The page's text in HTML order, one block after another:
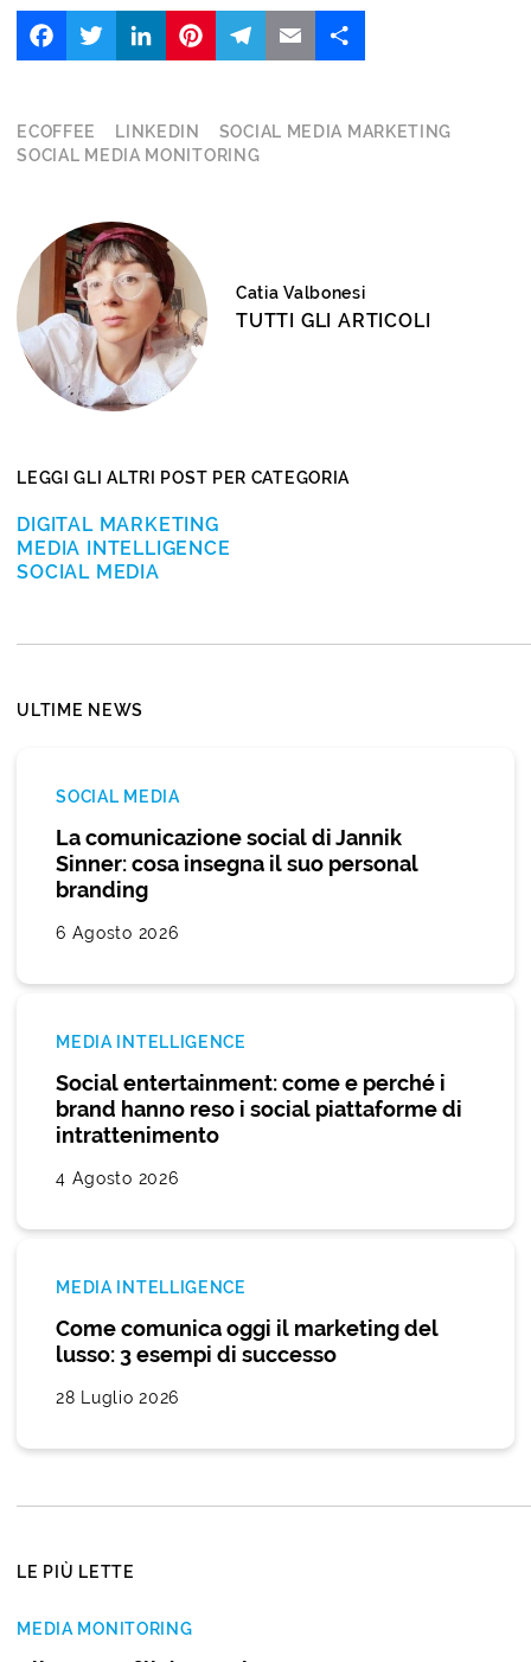
LinkedIn
ECOFFEE LINKEDIN
SOCIAL MEDIA MARKETING
SOCIAL MEDIA MONITORING
Catia Valbonesi
TUTTI GLI ARTICOLI
LEGGI GLI ALTRI POST PER CATEGORIA
DIGITAL MARKETING
MEDIA INTELLIGENCE
SOCIAL MEDIA
ULTIME NEWS
SOCIAL MEDIA
La comunicazione social di Jannik
Sinner: cosa insegna il suo personal
branding
6 Agosto 2026
MEDIA INTELLIGENCE
Social entertainment: come e perché i
brand hanno reso i social piattaforme di
intrattenimento
4 Agosto 2026
MEDIA INTELLIGENCE
Come comunica oggi il marketing del
lusso: 3 esempi di successo
28 Luglio 2026
LE PIÙ LETTE
MEDIA MONITORING